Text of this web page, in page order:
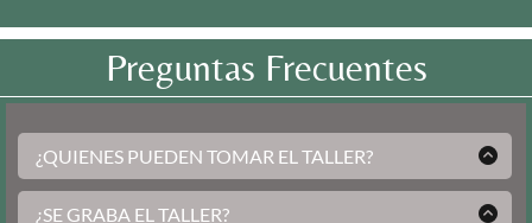
Preguntas Frecuentes
¿QUIENES PUEDEN TOMAR EL TALLER?
En especial está pensado para Tí mujer que cumples
mil roles y buscas herramientas para vivir en
¿SE GRABA EL TALLER?